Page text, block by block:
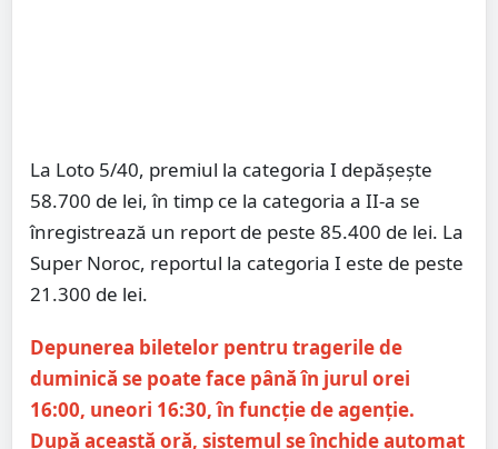
La Loto 5/40, premiul la categoria I depășește
58.700 de lei, în timp ce la categoria a II-a se
înregistrează un report de peste 85.400 de lei. La
Super Noroc, reportul la categoria I este de peste
21.300 de lei.
Depunerea biletelor pentru tragerile de
duminică se poate face până în jurul orei
16:00, uneori 16:30, în funcție de agenție.
După această oră, sistemul se închide automat